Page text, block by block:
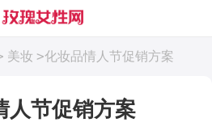
美妆 >化妆品情人节促销方案
人节促销方案